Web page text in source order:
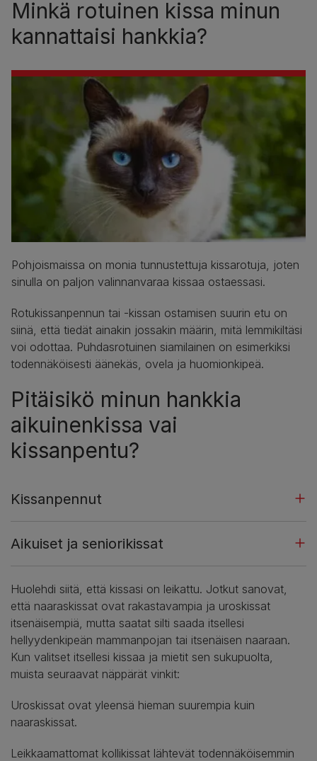
Minkä rotuinen kissa minun
kannattaisi hankkia?
Pohjoismaissa on monia tunnustettuja kissarotuja, joten
sinulla on paljon valinnanvaraa kissaa ostaessasi.
Rotukissanpennun tai -kissan ostamisen suurin etu on
siinä, että tiedät ainakin jossakin määrin, mitä lemmikiltäsi
voi odottaa. Puhdasrotuinen siamilainen on esimerkiksi
todennäköisesti äänekäs, ovela ja huomionkipeä.
Pitäisikö minun hankkia
aikuinenkissa vai
kissanpentu?
Kissanpennut
Aikuiset ja seniorikissat
Huolehdi siitä, että kissasi on leikattu. Jotkut sanovat,
että naaraskissat ovat rakastavampia ja uroskissat
itsenäisempiä, mutta saatat silti saada itsellesi
hellyydenkipeän mammanpojan tai itsenäisen naaraan.
Kun valitset itsellesi kissaa ja mietit sen sukupuolta,
muista seuraavat näppärät vinkit:
Uroskissat ovat yleensä hieman suurempia kuin
naaraskissat.
Leikkaamattomat kollikissat lähtevät todennäköisemmin